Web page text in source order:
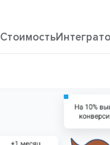
Стоимость